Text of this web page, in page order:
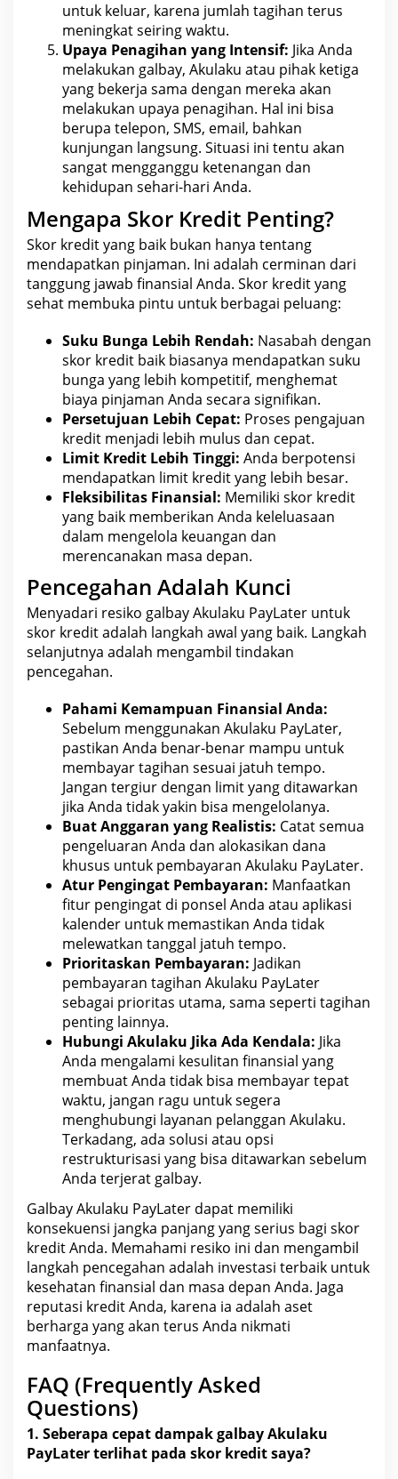
untuk keluar, karena jumlah tagihan terus
meningkat seiring waktu.
Upaya Penagihan yang Intensif: Jika Anda
melakukan galbay, Akulaku atau pihak ketiga
yang bekerja sama dengan mereka akan
melakukan upaya penagihan. Hal ini bisa
berupa telepon, SMS, email, bahkan
kunjungan langsung. Situasi ini tentu akan
sangat mengganggu ketenangan dan
kehidupan sehari-hari Anda.
Mengapa Skor Kredit Penting?
Skor kredit yang baik bukan hanya tentang
mendapatkan pinjaman. Ini adalah cerminan dari
tanggung jawab finansial Anda. Skor kredit yang
sehat membuka pintu untuk berbagai peluang:
Suku Bunga Lebih Rendah: Nasabah dengan
skor kredit baik biasanya mendapatkan suku
bunga yang lebih kompetitif, menghemat
biaya pinjaman Anda secara signifikan.
Persetujuan Lebih Cepat: Proses pengajuan
kredit menjadi lebih mulus dan cepat.
Limit Kredit Lebih Tinggi: Anda berpotensi
mendapatkan limit kredit yang lebih besar.
Fleksibilitas Finansial: Memiliki skor kredit
yang baik memberikan Anda keleluasaan
dalam mengelola keuangan dan
merencanakan masa depan.
Pencegahan Adalah Kunci
Menyadari resiko galbay Akulaku PayLater untuk
skor kredit adalah langkah awal yang baik. Langkah
selanjutnya adalah mengambil tindakan
pencegahan.
Pahami Kemampuan Finansial Anda:
Sebelum menggunakan Akulaku PayLater,
pastikan Anda benar-benar mampu untuk
membayar tagihan sesuai jatuh tempo.
Jangan tergiur dengan limit yang ditawarkan
jika Anda tidak yakin bisa mengelolanya.
Buat Anggaran yang Realistis: Catat semua
pengeluaran Anda dan alokasikan dana
khusus untuk pembayaran Akulaku PayLater.
Atur Pengingat Pembayaran: Manfaatkan
fitur pengingat di ponsel Anda atau aplikasi
kalender untuk memastikan Anda tidak
melewatkan tanggal jatuh tempo.
Prioritaskan Pembayaran: Jadikan
pembayaran tagihan Akulaku PayLater
sebagai prioritas utama, sama seperti tagihan
penting lainnya.
Hubungi Akulaku Jika Ada Kendala: Jika
Anda mengalami kesulitan finansial yang
membuat Anda tidak bisa membayar tepat
waktu, jangan ragu untuk segera
menghubungi layanan pelanggan Akulaku.
Terkadang, ada solusi atau opsi
restrukturisasi yang bisa ditawarkan sebelum
Anda terjerat galbay.
Galbay Akulaku PayLater dapat memiliki
konsekuensi jangka panjang yang serius bagi skor
kredit Anda. Memahami resiko ini dan mengambil
langkah pencegahan adalah investasi terbaik untuk
kesehatan finansial dan masa depan Anda. Jaga
reputasi kredit Anda, karena ia adalah aset
berharga yang akan terus Anda nikmati
manfaatnya.
FAQ (Frequently Asked
Questions)
1. Seberapa cepatdampak galbayAkulaku
PayLater terlihat pada skor kredit saya?